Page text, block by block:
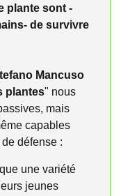
plante sont -
de survivre
Mancuso
plantes" nous
mais
capables
défense :
une variété
jeunes